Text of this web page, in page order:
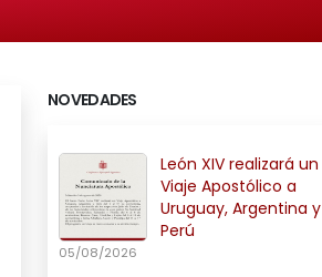
NOVEDADES
León XIV realizará un
Viaje Apostólico a
Uruguay, Argentina y
Perú
05/08/2026